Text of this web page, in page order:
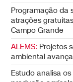
Programação da
atrações
Campo Grande
ALEMS: Projetos
ambiental
Estudo analisa